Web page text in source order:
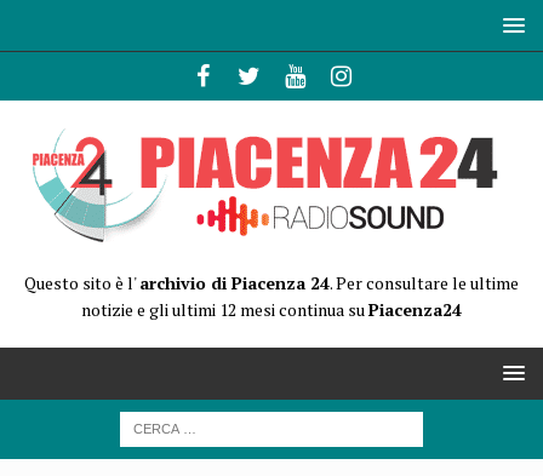
Questo sito è l'archivio di Piacenza 24. Per consultare le ultime
notizie e gli ultimi 12 mesi continua suPiacenza24